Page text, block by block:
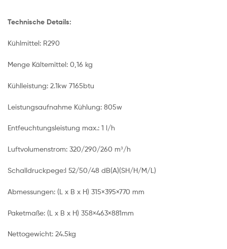
Technische Details:
Kühlmittel: R290
Menge Kältemittel: 0,16 kg
Kühlleistung: 2.1kw 7165btu
Leistungsaufnahme Kühlung: 805w
Entfeuchtungsleistung max.: 1 l/h
Luftvolumenstrom: 320/290/260 m³/h
Schalldruckpege:l 52/50/48 dB(A)(SH/H/M/L)
Abmessungen: (L x B x H) 315×395×770 mm
Paketmaße: (L x B x H) 358×463×881mm
Nettogewicht: 24.5kg